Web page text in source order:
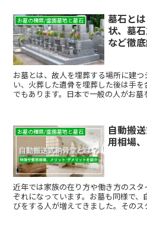
園」、宗教法人である寺がその敷地
ます。ここでは、そのうち寺院墓地で
理費の相場、利用するメリット・デメ
す。
お墓の種類/霊園墓地と墓石
墓石と
状、墓
など徹
お墓とは、故人を埋葬する場所に建
い、火葬した遺骨を埋葬した後は手
でもあります。日本で一般の人がお
お墓の種類/霊園墓地と墓石
自動搬
用相場
近年では家族の在り方や働き方のス
ぞれになっています。お墓も同様で
びをする人が増えてきました。その